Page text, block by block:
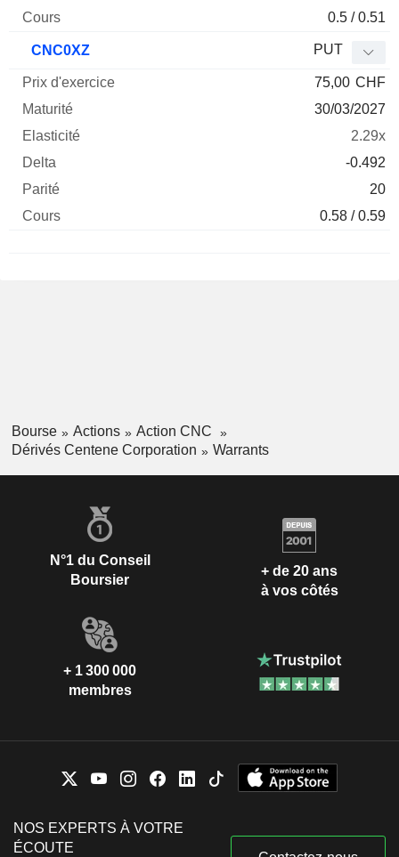
0.5 / 0.51
CNC0XZ PUT
75,00 CHF
30/03/2027
2.29x
-0.492
20
0.58 / 0.59
Bourse Actions
Action CNC
Dérivés Centene Corporation
Warrants
N°1 du Conseil
Boursier
+ de 20 ans
à vos côtés
+ 1 300 000
membres
NOS EXPERTS À VOTRE
ÉCOUTE